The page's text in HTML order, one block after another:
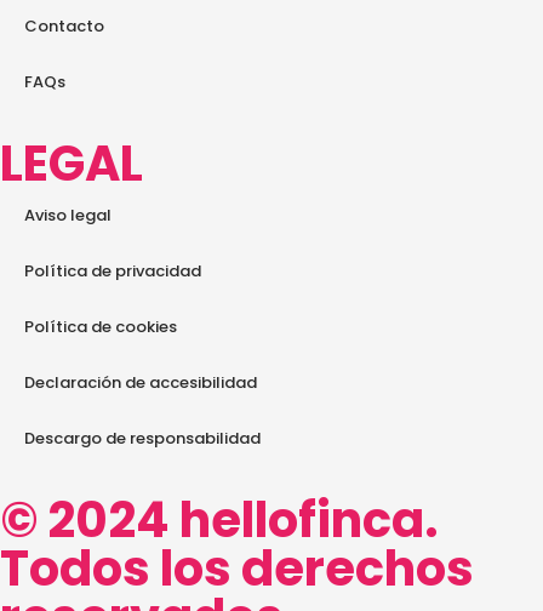
Contacto
FAQs
LEGAL
Aviso legal
Política de privacidad
Política de cookies
Declaración de accesibilidad
Descargo de responsabilidad
© 2024 hellofinca.
Todos los derechos